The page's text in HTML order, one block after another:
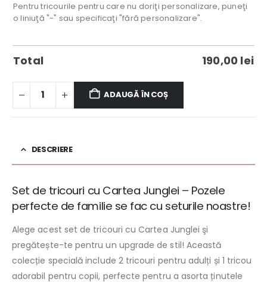
Pentru tricourile pentru care nu doriţi personalizare, puneţi
o liniuţă "-" sau specificaţi "fără personalizare".
Total 190,00 lei
ADAUGĂ ÎN COȘ
DESCRIERE
Set de tricouri cu Cartea Junglei – Pozele
perfecte de familie se fac cu seturile noastre!
Alege acest set de tricouri cu Cartea Junglei şi
pregătește-te pentru un upgrade de stil! Această
colecție specială include 2 tricouri pentru adulți și 1 tricou
adorabil pentru copii, perfecte pentru a asorta ținutele